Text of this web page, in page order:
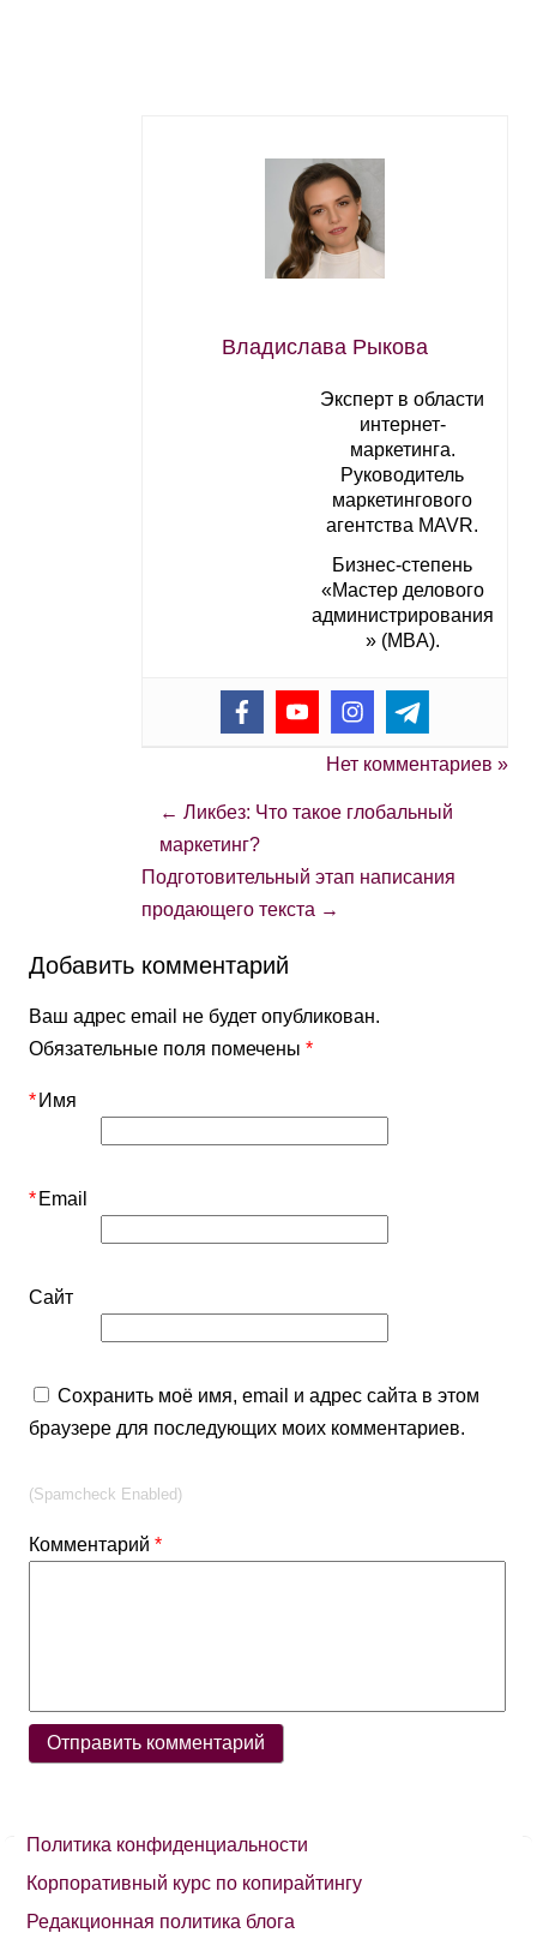
Владислава Рыкова
Эксперт в области
интернет-
маркетинга.
Руководитель
маркетингового
агентства MAVR.
Бизнес-степень
«Мастер делового
администрирования
» (MBA).
Нет комментариев »
← Ликбез: Что такое глобальный
маркетинг?
Подготовительный этап написания
продающего текста →
Добавить комментарий
Ваш адрес email не будет опубликован.
Обязательные поля помечены*
Комментарий*
Имя
*
Email
*
Сайт
Сохранить моё имя, email и адрес сайта в этом
браузере для последующих моих комментариев.
(Spamcheck Enabled)
Политика конфиденциальности
Корпоративный курс по копирайтингу
Редакционная политика блога